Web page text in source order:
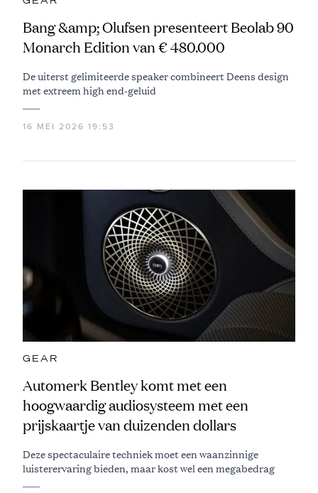
Bang &amp; Olufsen presenteert Beolab 90
Monarch Edition van € 480.000
De uiterst gelimiteerde speaker combineert Deens design
met extreem high end-geluid
16 MEI 2026 19:53
GEAR
Automerk Bentley komt met een
hoogwaardig audiosysteem met een
prijskaartje van duizenden dollars
Deze spectaculaire techniek moet een waanzinnige
luisterervaring bieden, maar kost wel een megabedrag